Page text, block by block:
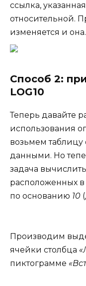
ссылка,
относительной.
изменяется и она.
Способ 2:
LOG10
Теперь давайте
использования
возьмем
данными. Но
задача
расположенных в
по основанию 10
Производим
ячейки столбца
пиктограмме